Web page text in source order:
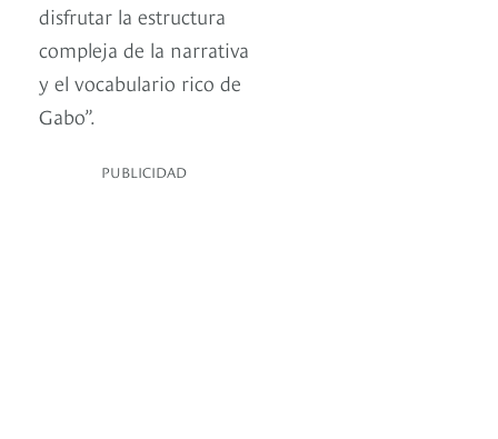
disfrutar la estructura
compleja de la narrativa
y el vocabulario rico de
Gabo”.
PUBLICIDAD